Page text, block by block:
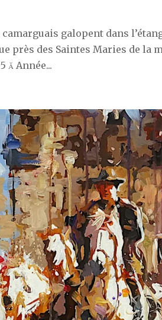
camarguais galopent dans
près des Saintes Maries de la
 Année...